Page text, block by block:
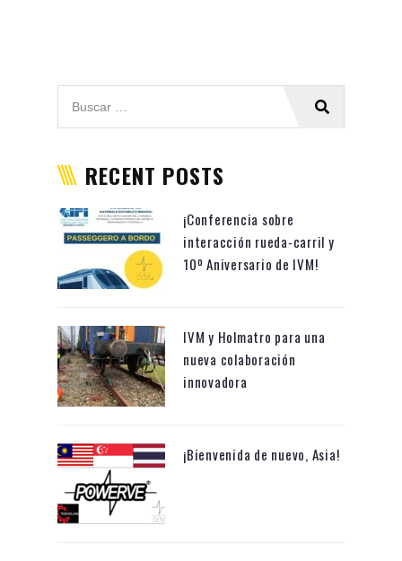
RECENT POSTS
¡Conferencia sobre
interacción rueda-carril y
10º Aniversario de IVM!
IVM y Holmatro para una
nueva colaboración
innovadora
¡Bienvenida de nuevo, Asia!